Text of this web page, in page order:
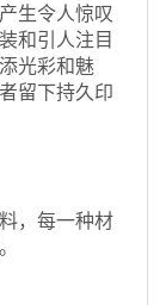
生令人惊叹
和引人注目
光彩和魅
留下持久印
，每一种材